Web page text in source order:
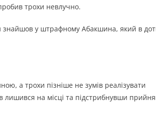
трохи невлучно.
знайшов у штрафному Абакшина, який в
а трохи пізніше не зумів реалізувати
лишився на місці та підстрибнувши